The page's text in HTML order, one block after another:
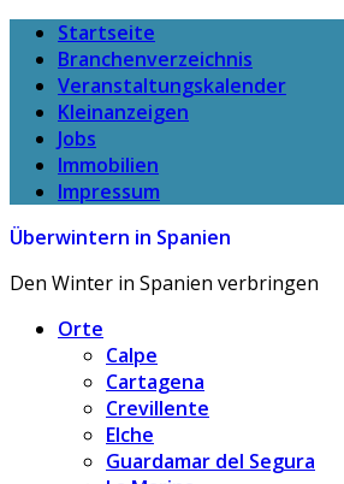
Startseite
Branchenverzeichnis
Veranstaltungskalender
Kleinanzeigen
Jobs
Immobilien
Impressum
Überwintern in Spanien
Den Winter in Spanien verbringen
Orte
Calpe
Cartagena
Crevillente
Elche
Guardamar del Segura